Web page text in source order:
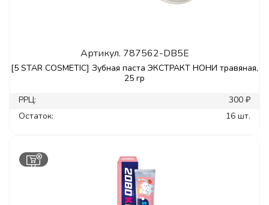
Артикул. 787562-DB5E
[5 STAR COSMETIC] Зубная паста ЭКСТРАКТ НОНИ травяная,
25 гр
РРЦ:
300 ₽
Остаток:
16 шт.